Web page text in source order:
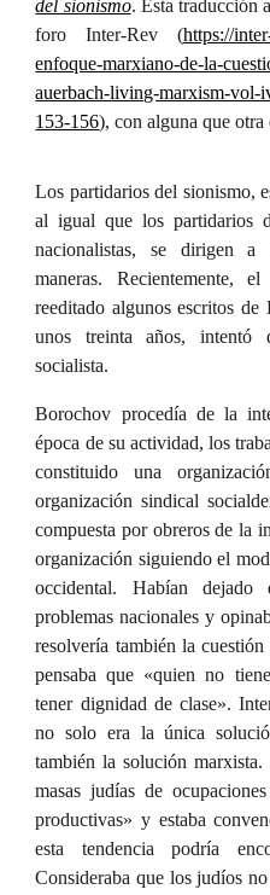
del sionismo. Ésta traducción
foro Inter-Rev (https://
enfoque-marxiano-de-la-
auerbach-living-marxism-vol-
153-156), con alguna que otra
Los partidarios del sionismo,
al igual que los partidarios
nacionalistas, se dirigen a
maneras. Recientemente,
reeditado algunos escritos
unos treinta años, intentó
socialista.
Borochov procedía de la
época de su actividad, los
constituido una
organización sindical
compuesta por obreros de la
organización siguiendo el
occidental. Habían
problemas nacionales y
resolvería también la
pensaba que «quien no
tener dignidad de clase».
no solo era la única
también la solución
masas judías de
productivas» y estaba
esta tendencia podría
Consideraba que los judíos